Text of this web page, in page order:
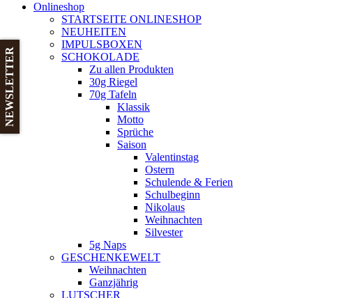
Onlineshop
STARTSEITE ONLINESHOP
NEUHEITEN
IMPULSBOXEN
SCHOKOLADE
Zu allen Produkten
30g Riegel
70g Tafeln
Klassik
Motto
Sprüche
Saison
Valentinstag
Ostern
Schulende & Ferien
Schulbeginn
Nikolaus
Weihnachten
Silvester
5g Naps
GESCHENKEWELT
Weihnachten
Ganzjährig
LUTSCHER
NEWSLETTER